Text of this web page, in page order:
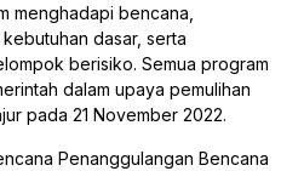
menghadapi bencana,
dasar, serta
berisiko. Semua program
dalam upaya pemulihan
pada 21 November 2022.
Penanggulangan Bencana